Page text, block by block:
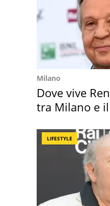
Milano
Dove vive
tra Milano e
LIFESTYLE